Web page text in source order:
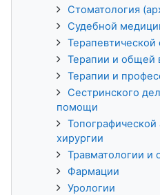
Стоматология
Судебной
Терапевтической
Терапии и общей
Терапии и
Сестринского
помощи
хирургии
Травматологии и
Фармации
Урологии